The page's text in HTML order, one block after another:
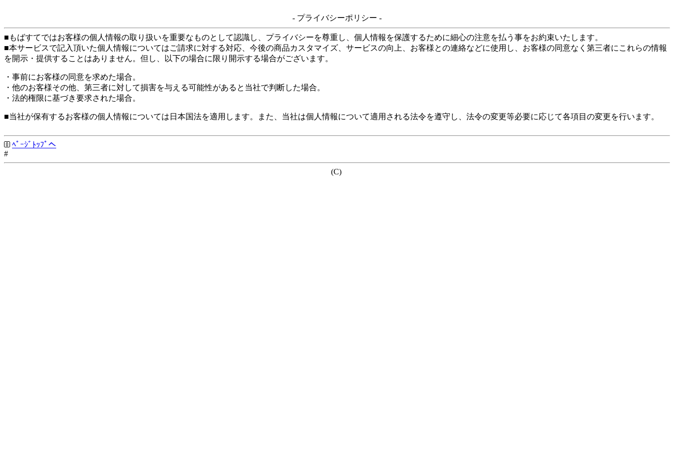
- プライバシーポリシー -
■もばすてではお客様の個人情報の取り扱いを重要なものとして認識し、プライバシーを尊重し、個人情報を保護するために細心の注意を払う事をお約束いたします。
■本サービスで記入頂いた個人情報についてはご請求に対する対応、今後の商品カスタマイズ、サービスの向上、お客様との連絡などに使用し、お客様の同意なく第三者にこれらの情報
を開示・提供することはありません。但し、以下の場合に限り開示する場合がございます。
・事前にお客様の同意を求めた場合。
・他のお客様その他、第三者に対して損害を与える可能性があると当社で判断した場合。
・法的権限に基づき要求された場合。
■当社が保有するお客様の個人情報については日本国法を適用します。また、当社は個人情報について適用される法令を遵守し、法令の変更等必要に応じて各項目の変更を行います。
ﾍﾟｰｼﾞﾄｯﾌﾟへ
#
(C)